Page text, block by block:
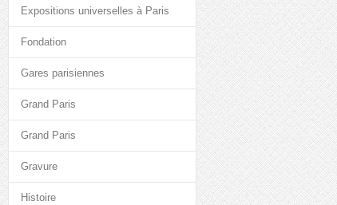
Expositions universelles à Paris
Fondation
Gares parisiennes
Grand Paris
Grand Paris
Gravure
Histoire